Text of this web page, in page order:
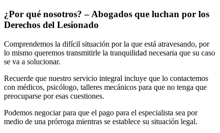
¿Por qué nosotros? – Abogados que luchan por los
Derechos del Lesionado
Comprendemos la difícil situación por la que está atravesando, por
lo mismo queremos transmitirle la tranquilidad necesaria que su caso
se va a solucionar.
Recuerde que nuestro servicio integral incluye que lo contactemos
con médicos, psicólogo, talleres mecánicos para que no tenga que
preocuparse por esas cuestiones.
Podemos negociar para que el pago para el especialista sea por
medio de una prórroga mientras se establece su situación legal.